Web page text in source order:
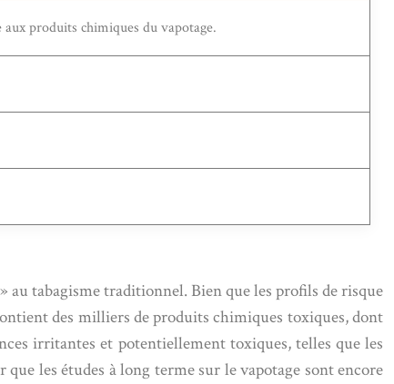
produits chimiques du vapotage.
au tabagisme traditionnel. Bien que les profils de risque
des milliers de produits chimiques toxiques, dont
irritantes et potentiellement toxiques, telles que les
les études à long terme sur le vapotage sont encore